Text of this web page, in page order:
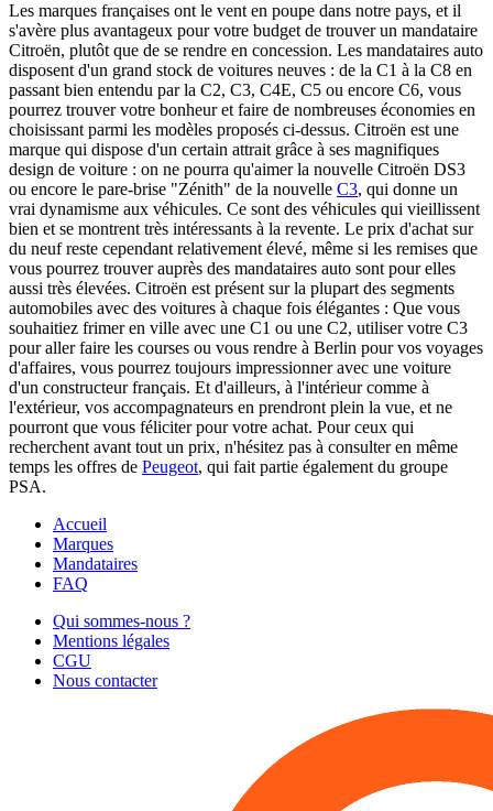
Les marques françaises ont le vent en poupe dans notre pays, et il
s'avère plus avantageux pour votre budget de trouver un mandataire
Citroën, plutôt que de se rendre en concession. Les mandataires auto
disposent d'un grand stock de voitures neuves : de la C1 à la C8 en
passant bien entendu par la C2, C3, C4E, C5 ou encore C6, vous
pourrez trouver votre bonheur et faire de nombreuses économies en
choisissant parmi les modèles proposés ci-dessus. Citroën est une
marque qui dispose d'un certain attrait grâce à ses magnifiques
design de voiture : on ne pourra qu'aimer la nouvelle Citroën DS3
ou encore le pare-brise "Zénith" de la nouvelle C3, qui donne un
vrai dynamisme aux véhicules. Ce sont des véhicules qui vieillissent
bien et se montrent très intéressants à la revente. Le prix d'achat sur
du neuf reste cependant relativement élevé, même si les remises que
vous pourrez trouver auprès des mandataires auto sont pour elles
aussi très élevées. Citroën est présent sur la plupart des segments
automobiles avec des voitures à chaque fois élégantes : Que vous
souhaitiez frimer en ville avec une C1 ou une C2, utiliser votre C3
pour aller faire les courses ou vous rendre à Berlin pour vos voyages
d'affaires, vous pourrez toujours impressionner avec une voiture
d'un constructeur français. Et d'ailleurs, à l'intérieur comme à
l'extérieur, vos accompagnateurs en prendront plein la vue, et ne
pourront que vous féliciter pour votre achat. Pour ceux qui
recherchent avant tout un prix, n'hésitez pas à consulter en même
temps les offres de Peugeot, qui fait partie également du groupe
PSA.
Accueil
Marques
Mandataires
FAQ
Qui sommes-nous ?
Mentions légales
CGU
Nous contacter